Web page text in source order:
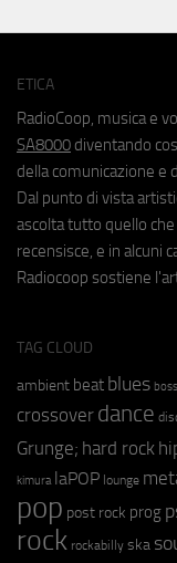
ETICA
RadioCoop, musica e
SA8000 diventando
della comunicazione e
Dal punto di vista
ascolta tutto quello
recensisce, e in alcuni
Radiocoop sostiene
TAG CLOUD
ambient beat blues
crossover dance
Grunge; hard rock
kimura laPOP lounge
pop post rock prog
rock rockabilly ska